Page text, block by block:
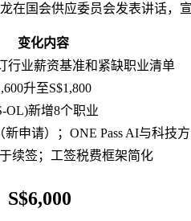
在国会供应委员会发表讲话，
变化内容
行业薪资基准和紧缺职业清单
升至S$1,800
OL)新增8个职业
新申请）；ONE Pass AI与科技
续签；工签税费框架简化